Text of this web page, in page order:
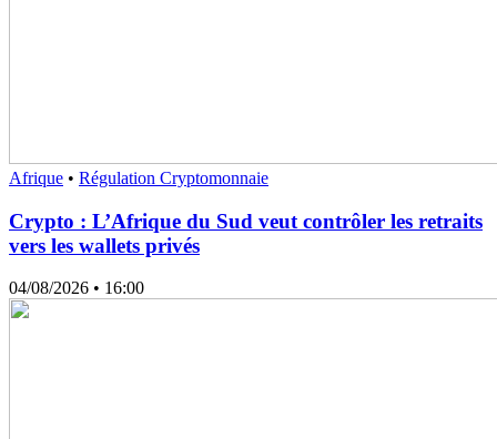
Afrique • Régulation Cryptomonnaie
Crypto : L’Afrique du Sud veut contrôler les retraits
vers les wallets privés
04/08/2026 • 16:00